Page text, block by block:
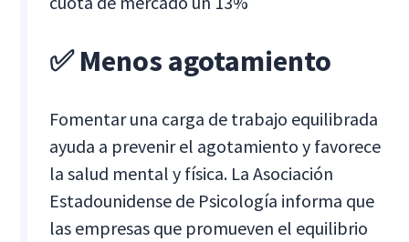
✅ Menos agotamiento
Fomentar una carga de trabajo equilibrada
ayuda a prevenir el agotamiento y favorece
la salud mental y física. La Asociación
Estadounidense de Psicología informa que
las empresas que promueven el equilibrio